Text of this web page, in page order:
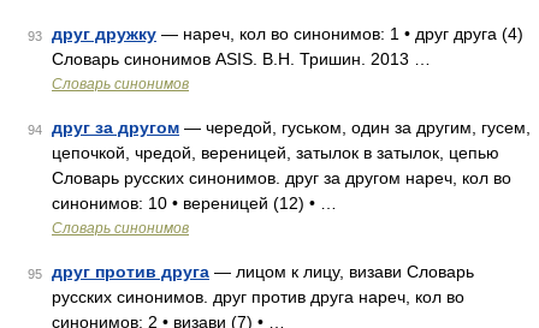
93 друг дружку — нареч, кол во синонимов: 1 • друг друга (4)
Словарь синонимов ASIS. В.Н. Тришин. 2013 …
Словарь синонимов
94 друг за другом — чередой, гуськом, один за другим, гусем,
цепочкой, чредой, вереницей, затылок в затылок, цепью
Словарь русских синонимов. друг за другом нареч, кол во
синонимов: 10 • вереницей (12) • …
Словарь синонимов
95 друг против друга — лицом к лицу, визави Словарь
русских синонимов. друг против друга нареч, кол во
синонимов: 2 • визави (7) • …